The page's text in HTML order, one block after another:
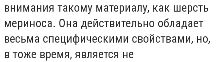
внимания такому материалу, как шерсть
мериноса. Она действительно обладает
весьма специфическими свойствами, но,
в тоже время, является не